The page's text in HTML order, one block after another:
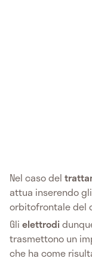
Nel caso del
attua inserendo
orbitofrontale del
Gli elettrodi
trasmettono un
che ha come